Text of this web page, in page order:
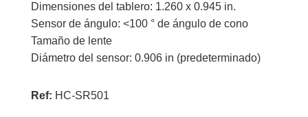
Dimensiones del tablero: 1.260 x 0.945 in.
Sensor de ángulo: <100 ° de ángulo de cono
Tamaño de lente
Diámetro del sensor: 0.906 in (predeterminado)
Ref: HC-SR501